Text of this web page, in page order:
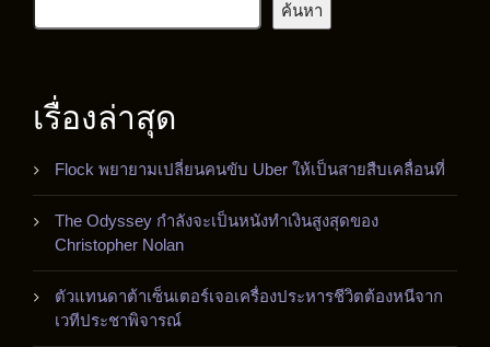
ค้นหา
เรื่องล่าสุด
Flock พยายามเปลี่ยนคนขับ Uber ให้เป็นสายสืบเคลื่อนที่
The Odyssey กำลังจะเป็นหนังทำเงินสูงสุดของ
Christopher Nolan
ตัวแทนดาต้าเซ็นเตอร์เจอเครื่องประหารชีวิตต้องหนีจาก
เวทีประชาพิจารณ์